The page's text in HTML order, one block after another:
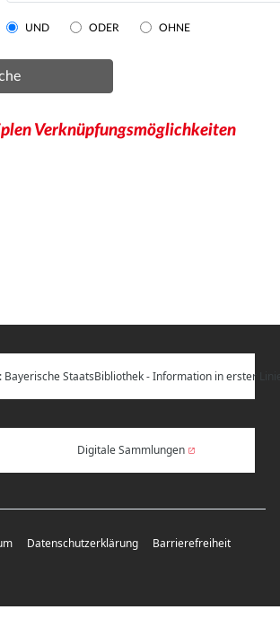
UND ODER OHNE
Verknüpfungsmöglichkeiten
Digitale Sammlungen
Datenschutzerklärung Barrierefreiheit